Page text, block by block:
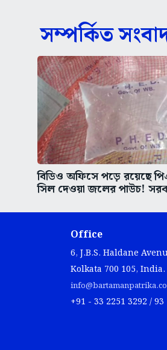
সম্পর্কিত
বিডিও অফিসে পড়ে রয়েছে
সিল দেওয়া জলের পাউচ!
Office
6, J.B.S. Haldane
Kolkata 700 105, India.
+91 - 33 2251 3292 / 93